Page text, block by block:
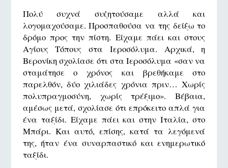
Πολύ συχνά συζητούσαμε αλλά και
λογομαχούσαμε. Προσπαθούσα να της δείξω το
δρόμο προς την πίστη. Είχαμε πάει και στους
Αγίους Τόπους στα Ιεροσόλυμα. Αρχικά, η
Βερονίκη σχολίασε ότι στα Ιεροσόλυμα «σαν να
σταμάτησε ο χρόνος και βρεθήκαμε στο
παρελθόν, δύο χιλιάδες χρόνια πριν… Χωρίς
πολυπραγμοσύνη, χωρίς τρέξιμο». Βέβαια,
αμέσως μετά, σχολίασε ότι επρόκειτο απλά για
ένα ταξίδι. Είχαμε πάει και στην Ιταλία, στο
Μπάρι. Και αυτό, επίσης, κατά τα λεγόμενά
της, ήταν ένα συναρπαστικό και ενημερωτικό
ταξίδι.